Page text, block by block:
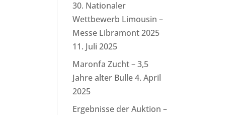
30. Nationaler
Wettbewerb Limousin –
Messe Libramont 2025
11. Juli 2025
Maronfa Zucht – 3,5
Jahre alter Bulle4. April
2025
Ergebnisse der Auktion –